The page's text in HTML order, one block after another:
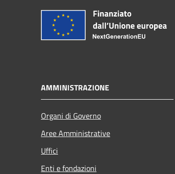
AMMINISTRAZIONE
Organi di Governo
Aree Amministrative
Uffici
Enti e fondazioni